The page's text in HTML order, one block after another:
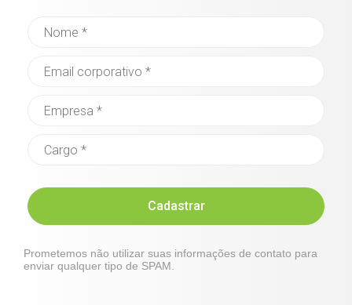
Cadastrar
Prometemos não utilizar suas informações de contato para
enviar qualquer tipo de SPAM.